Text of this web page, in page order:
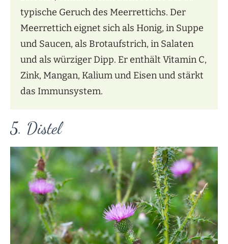
typische Geruch des Meerrettichs. Der
Meerrettich eignet sich als Honig, in Suppe
und Saucen, als Brotaufstrich, in Salaten
und als würziger Dipp. Er enthält Vitamin C,
Zink, Mangan, Kalium und Eisen und stärkt
das Immunsystem.
5. Distel